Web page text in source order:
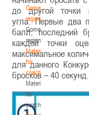
Gomel
region
Gomel
region
Materials
for
coaches
Materials
for
coaches
до другой точки
угла. Первые два
балл, последний
каждой точки
максимальное
для данного
бросков – 40 секунд.